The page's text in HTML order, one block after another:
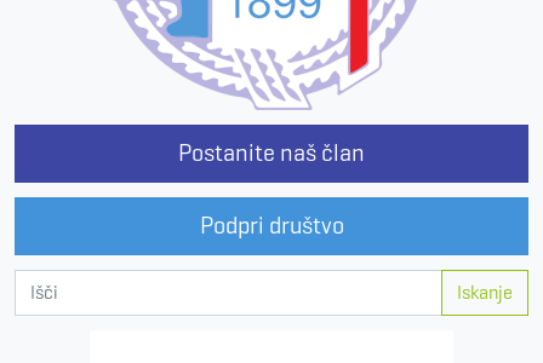
Postanite naš član
Podpri društvo
Iskanje